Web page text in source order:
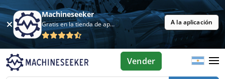
Machineseeker
Gratis en la tienda de aplicaciones A la aplicación
Vender